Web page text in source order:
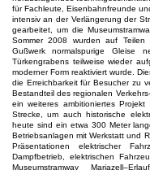
für Fachleute, Eisenbahnfreunde
intensiv an der Verlängerung der
gearbeitet, um die
Sommer 2008 wurden auf Teilen
Gußwerk normalspurige Gleise
Türkengrabens teilweise wieder
moderner Form reaktiviert wurde.
die Erreichbarkeit für Besucher zu
Bestandteil des regionalen
ein weiteres ambitioniertes
Strecke, um auch historische
heute sind ein etwa 300 Meter
Betriebsanlagen mit Werkstatt und
Präsentationen elektrischer
Dampfbetrieb, elektrischen
Museumstramway